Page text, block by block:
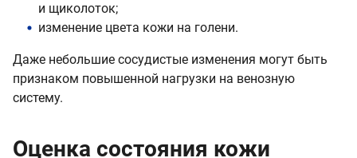
и щиколоток;
изменение цвета кожи на голени.
Даже небольшие сосудистые изменения могут быть
признаком повышенной нагрузки на венозную
систему.
Оценка состояния кожи